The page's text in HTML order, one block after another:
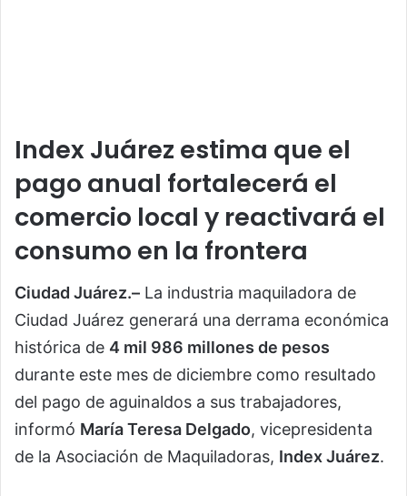
Index Juárez estima que el
pago anual fortalecerá el
comercio local y reactivará el
consumo en la frontera
Ciudad Juárez.– La industria maquiladora de
Ciudad Juárez generará una derrama económica
histórica de 4 mil 986 millones de pesos
durante este mes de diciembre como resultado
del pago de aguinaldos a sus trabajadores,
informó María Teresa Delgado, vicepresidenta
de la Asociación de Maquiladoras, Index Juárez.